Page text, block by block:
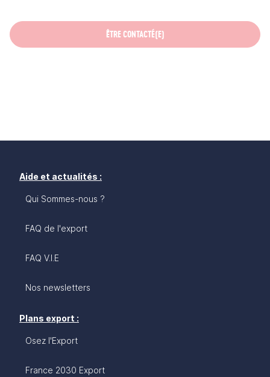
ÊTRE CONTACTÉ(E)
Aide et actualités :
Qui Sommes-nous ?
FAQ de l'export
FAQ V.I.E
Nos newsletters
Plans export :
Osez l'Export
France 2030 Export